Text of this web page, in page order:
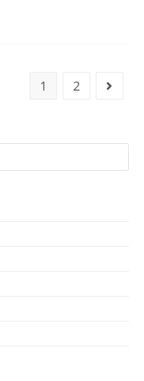
1 2